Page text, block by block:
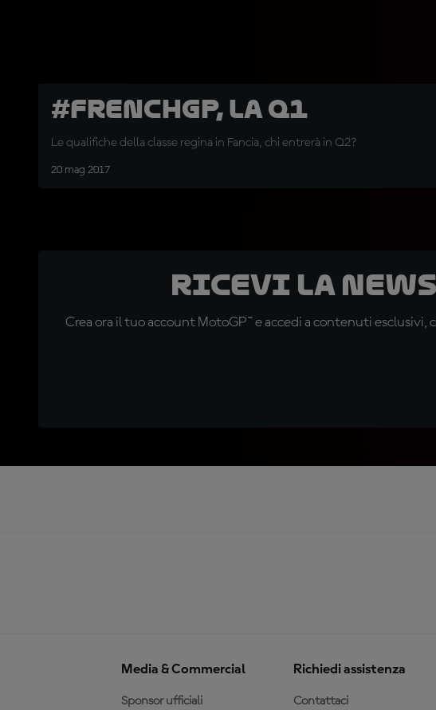
#FrenchGP, la Q1
Le qualifiche della classe regina in Fancia, chi entrerà in Q2?
20 mag 2017
Ricevi la
Crea ora il tuo account MotoGP™ e accedi a contenuti
Media & Commercial
Sponsor ufficiali
Richiedi assistenza
Contattaci